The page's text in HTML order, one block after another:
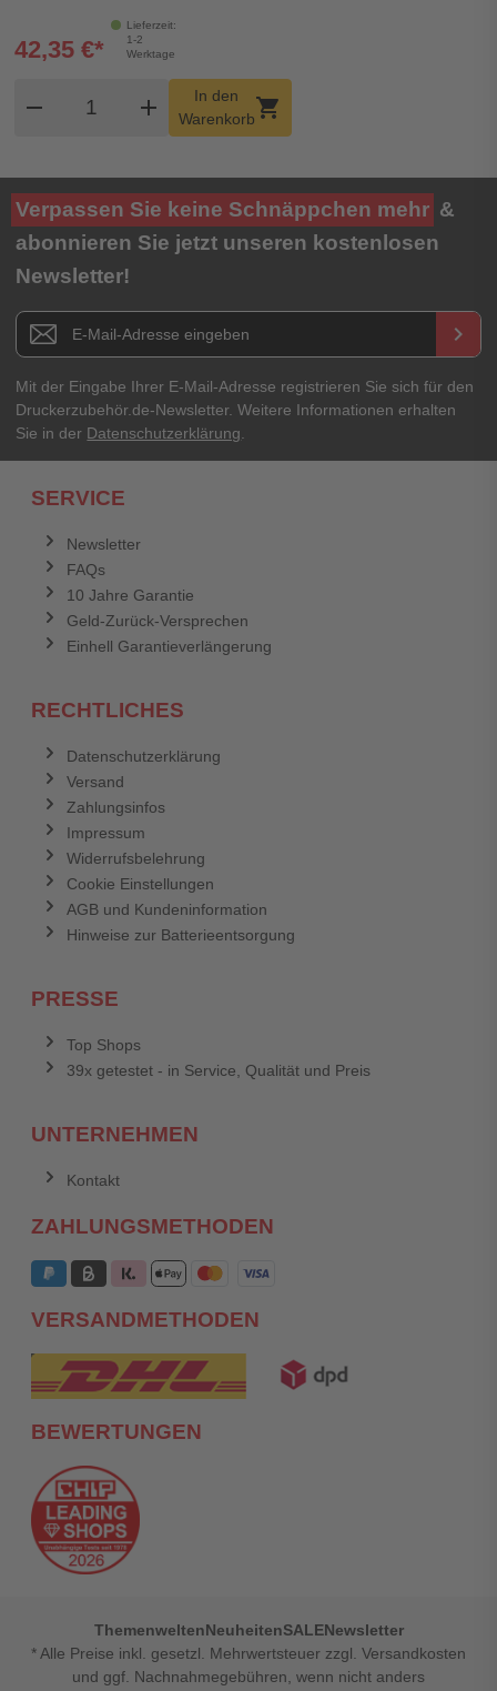
Lieferzeit:
1-2
Werktage
42,35 €*
remove
Produkt Warenkorb Menge
add
In den
Warenkorbshopping_cart
Verpassen Sie keine Schnäppchen mehr &
abonnieren Sie jetzt unseren kostenlosen
Newsletter!
Newsletter E-Mail Adresse keyboard_arrow_right
Mit der Eingabe Ihrer E-Mail-Adresse registrieren Sie sich für den
Druckerzubehör.de-Newsletter. Weitere Informationen erhalten
Sie in der Datenschutzerklärung
SERVICE
Newsletter
FAQs
10 Jahre Garantie
Geld-Zurück-Versprechen
Einhell Garantieverlängerung
RECHTLICHES
Datenschutzerklärung
Versand
Zahlungsinfos
Impressum
Widerrufsbelehrung
Cookie Einstellungen
AGB und Kundeninformation
Hinweise zur Batterieentsorgung
PRESSE
Top Shops
39x getestet - in Service, Qualität und Preis
UNTERNEHMEN
Kontakt
ZAHLUNGSMETHODEN
VERSANDMETHODEN
BEWERTUNGEN
ThemenweltenNeuheitenSALENewsletter
* Alle Preise inkl. gesetzl. Mehrwertsteuer zzgl. Versandkosten
und ggf. Nachnahmegebühren, wenn nicht anders